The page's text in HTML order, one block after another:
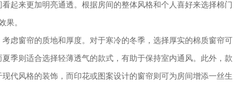
起来更加明亮通透。根据房间的整体风格和个人喜好来选择棉门
果。
虑窗帘的质地和厚度。对于寒冷的冬季，选择厚实的棉质窗帘可
季则适合选择轻薄透气的款式，有助于保持室内通风。此外，款
代风格的装饰，而印花或图案设计的窗帘则可为房间增添一丝生